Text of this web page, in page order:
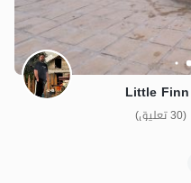
(30 تعليق)